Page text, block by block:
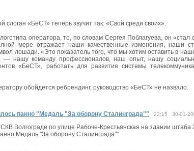
слоган «БеСТ» теперь звучит так: «Свой среди своих».
логотипа оператора, то, по словам Сергея Поблагуева, он
мере отражает наши качественные изменения, наши
лошади. «Это показатель того, что мы хотим оставить в
— нашу команду профессионалов, наш опыт, нашу
«БеСТ», работать для развития системы
обойдется ребрендинг, руководство «БеСТ» не назвало.
панно "Медаль "За оборону Сталинграда"" 22:15 30-01-
Волгограде по улице Рабоче-Крестьянская на здании штаба
Медаль "За оборону Сталинграда""